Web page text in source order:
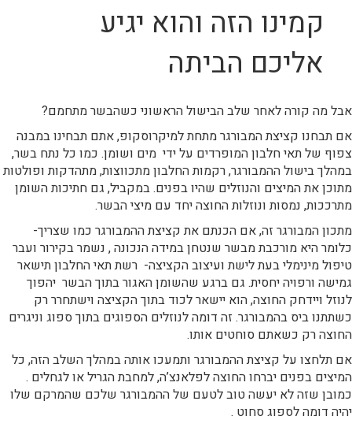
קמינו הזה והוא יגיע
אליכם הביתה
אבל מה קורה לאחר שלב הבישול הראשוני כשהבשר מתחמם?
אם תבחנו קציצת המבורגר מתחת למיקרוסקופ, אתם תבחינו במבנה
צפוף של תאי חלבון המופרדים על ידי מים ושומן. כמו כל נתח בשר,
במהלך בישול ההמבורגר, רקמות החלבון מתכווצות, מתהדקות ופולטות
מתוכן את המיצים והנוזלים שהיו בפנים. במקביל, גם חתיכות השומן
מתרככות, נמסות ונוזלות החוצה יחד עם מיצי הבשר.
מתכון המבורגר זה, אם הכנתם את קציצת ההמבורגר כמו שצריך-
כלומר היא מורכבת מבשר שנטחן במידה הנכונה , נשמר בקירור ועבר
טיפול מינימלי בעת לישת ועיצוב הקציצה- רשת תאי החלבון תישאר
גמישה ורפויה יחסית. גם ברגע שהשומן האגור בתוך הבשר יהפוך
לנוזל ויידחק החוצה, הוא יישאר לכוד בתוך הקציצה וישתחרר רק
כשתתנו ביס בהמבורגר. זה דומה לנוזלים הספוגים בתוך ספוג וניגרים
החוצה רק כשאתם סוחטים אותו.
אם תלחצו על קציצת ההמבורגר ותמעכו אותה במהלך השלב הזה, כל
המיצים בפנים יברחו החוצה לפלאנצ’ה, למחבת הגריל או לגחלים .
כמובן שזה לא יעשה טוב לטעם של ההמבורגר שלכם שהמרקם שלו
יהיה דומה לספוג סחוט .